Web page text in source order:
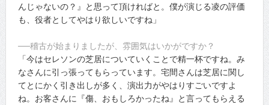
んじゃないの？』と思って頂ければと。僕が演じる凌の評価
も、役者としてやはり欲しいですね」
──稽古が始まりましたが、雰囲気はいかがですか？
「今はセレソンの芝居についていくことで精一杯ですね。み
なさんに引っ張ってもらっています。宅間さんは芝居に関し
てとにかく引き出しが多く、演出力がやはりすごいですよ
ね。お客さんに『傷、おもしろかったね』と言ってもらえる